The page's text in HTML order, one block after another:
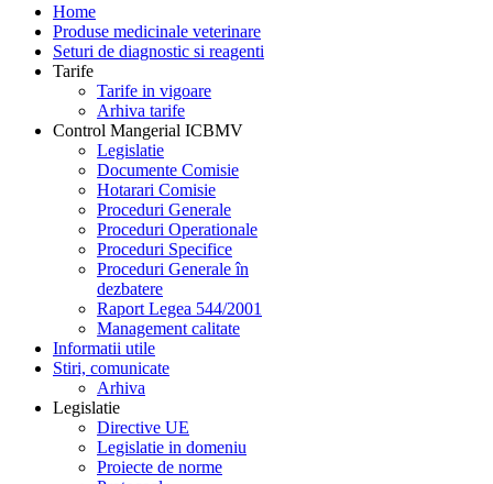
Home
Produse medicinale veterinare
Seturi de diagnostic si reagenti
Tarife
Tarife in vigoare
Arhiva tarife
Control Mangerial ICBMV
Legislatie
Documente Comisie
Hotarari Comisie
Proceduri Generale
Proceduri Operationale
Proceduri Specifice
Proceduri Generale în
dezbatere
Raport Legea 544/2001
Management calitate
Informatii utile
Stiri, comunicate
Arhiva
Legislatie
Directive UE
Legislatie in domeniu
Proiecte de norme